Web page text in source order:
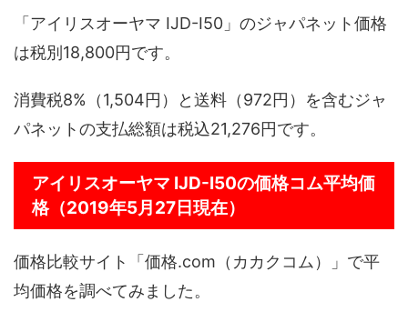
「アイリスオーヤマ IJD-I50」のジャパネット価格
は税別18,800円です。
消費税8%（1,504円）と送料（972円）を含むジャ
パネットの支払総額は税込21,276円です。
アイリスオーヤマ IJD-I50の価格コム平均価
格（2019年5月27日現在）
価格比較サイト「価格.com（カカクコム）」で平
均価格を調べてみました。